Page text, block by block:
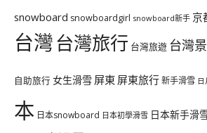
snowboard snowboardgirl snowboard新手 京
台灣台灣旅行 台灣旅遊 台灣
自助旅行 女生滑雪 屏東 屏東旅行新手滑雪 日
本 日本snowboard 日本初學滑雪 日本新手滑